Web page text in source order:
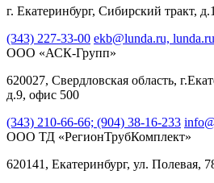
г. Екатеринбург, Сибирский тракт,
(343) 227-33-00 ekb@lunda.ru, lunda.ru
ООО «АСК-Групп»
620027, Свердловская область,
д.9, офис 500
(343) 210-66-66; (904) 38-16-233
ООО ТД «РегионТрубКомплект»
620141, Екатеринбург, ул. Полевая,